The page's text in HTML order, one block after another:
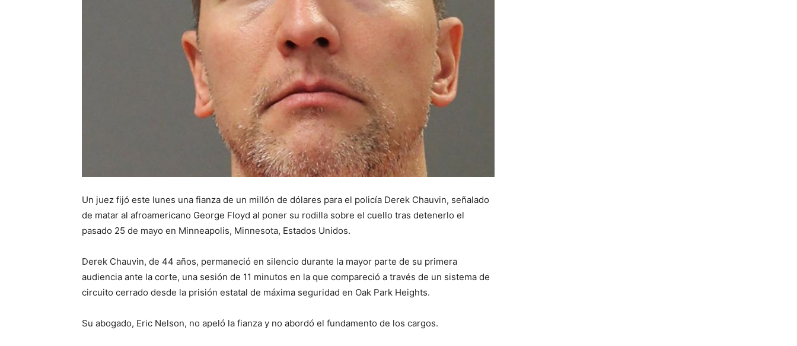
Un juez fijó este lunes una fianza de un millón de dólares para el policía Derek Chauvin, señalado
de matar al afroamericano George Floyd al poner su rodilla sobre el cuello tras detenerlo el
pasado 25 de mayo en Minneapolis, Minnesota, Estados Unidos.
Derek Chauvin, de 44 años, permaneció en silencio durante la mayor parte de su primera
audiencia ante la corte, una sesión de 11 minutos en la que compareció a través de un sistema de
circuito cerrado desde la prisión estatal de máxima seguridad en Oak Park Heights.
Su abogado, Eric Nelson, no apeló la fianza y no abordó el fundamento de los cargos.